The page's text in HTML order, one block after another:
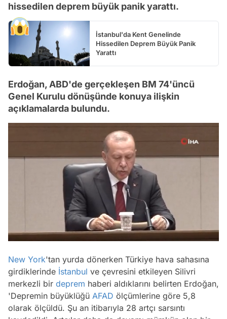
hissedilen deprem büyük panik yarattı.
İstanbul'da Kent Genelinde
Hissedilen Deprem Büyük Panik
Yarattı
Erdoğan, ABD'de gerçekleşen BM 74'üncü
Genel Kurulu dönüşünde konuya ilişkin
açıklamalarda bulundu.
New York'tan yurda dönerken Türkiye hava sahasına
girdiklerinde İstanbul ve çevresini etkileyen Silivri
merkezli bir deprem haberi aldıklarını belirten Erdoğan,
'Depremin büyüklüğü AFAD ölçümlerine göre 5,8
olarak ölçüldü. Şu an itibarıyla 28 artçı sarsıntı